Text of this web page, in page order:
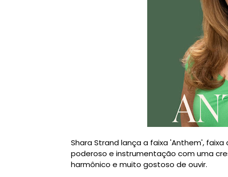
Shara Strand lança a faixa 'Anthem',
poderoso e instrumentação com uma
harmônico e muito gostoso de ouvir.